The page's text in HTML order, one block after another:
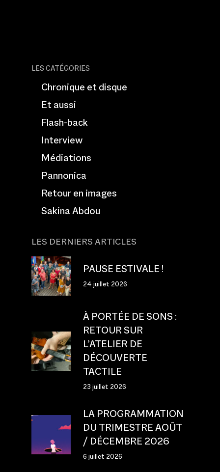
LES CATÉGORIES
Chronique et disque
Et aussi
Flash-back
Interview
Médiations
Pannonica
Retour en images
Sakina Abdou
LES DERNIERS ARTICLES
PAUSE ESTIVALE !
24 juillet 2026
À PORTÉE DE SONS :
RETOUR SUR
L’ATELIER DE
DÉCOUVERTE
TACTILE
23 juillet 2026
LA PROGRAMMATION
DU TRIMESTRE AOÛT
/ DÉCEMBRE 2026
6 juillet 2026